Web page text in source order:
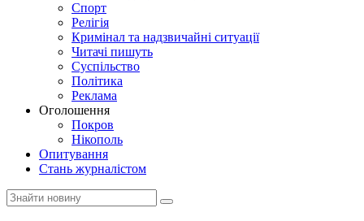
Спорт
Релігія
Кримінал та надзвичайні ситуації
Читачі пишуть
Суспільство
Політика
Реклама
Оголошення
Покров
Нікополь
Опитування
Стань журналістом